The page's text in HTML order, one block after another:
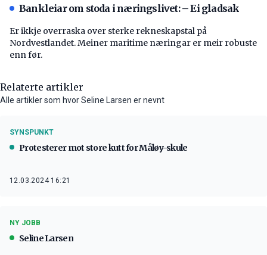
Bankleiar om stoda i næringslivet: – Ei gladsak
Er ikkje overraska over sterke rekneskapstal på
Nordvestlandet. Meiner maritime næringar er meir robuste
enn før.
Relaterte artikler
Alle artikler som hvor Seline Larsen er nevnt
SYNSPUNKT
Protesterer mot store kutt for Måløy-skule
12.03.2024 16:21
NY JOBB
Seline Larsen